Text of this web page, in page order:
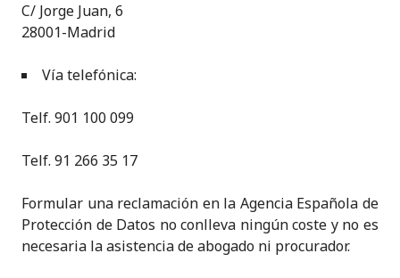
C/ Jorge Juan, 6
28001-Madrid
Vía telefónica:
Telf. 901 100 099
Telf. 91 266 35 17
Formular una reclamación en la Agencia Española de
Protección de Datos no conlleva ningún coste y no es
necesaria la asistencia de abogado ni procurador.